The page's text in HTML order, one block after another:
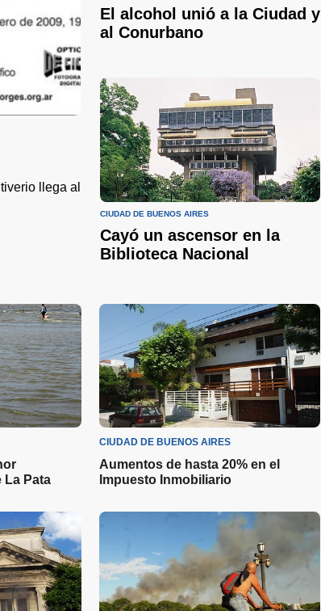
llega al
El alcohol unió a la Ciudad y
al Conurbano
CIUDAD DE BUENOS AIRES
Cayó un ascensor en la
Biblioteca Nacional
La Pata
CIUDAD DE BUENOS AIRES
Aumentos de hasta 20% en el
Impuesto Inmobiliario